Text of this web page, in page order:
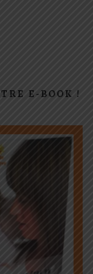
E-BOOK !